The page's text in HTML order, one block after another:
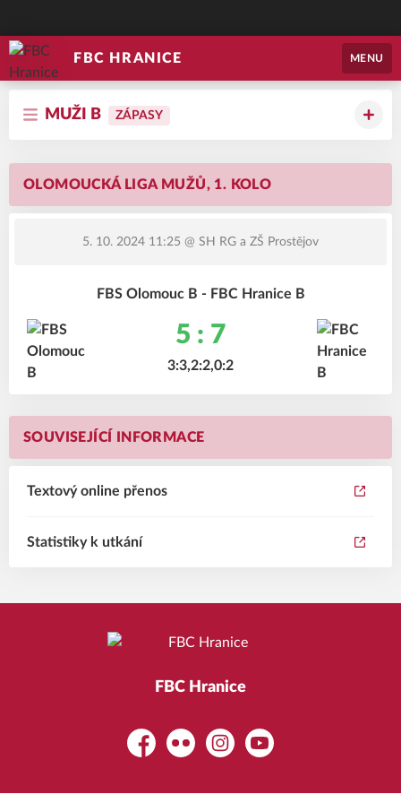
FBC HRANICE MENU
MUŽI B ZÁPASY
OLOMOUCKÁ LIGA MUŽŮ, 1. KOLO
5. 10. 2024 11:25 @ SH RG a ZŠ Prostějov
FBS Olomouc B - FBC Hranice B
5 : 7
3:3,2:2,0:2
SOUVISEJÍCÍ INFORMACE
Textový online přenos
Statistiky k utkání
FBC Hranice
FacebookFlickr InstagramYouTube